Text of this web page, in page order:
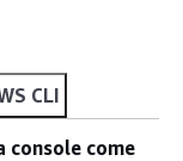
CLI
come